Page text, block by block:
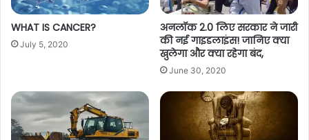
WHAT IS CANCER?
July 5, 2020
अनलॉक 2.0 लिए सरकार ने जारी
की नई गाइडलाइंस! जानिए क्या
खुलेगा और क्या रहेगा बंद,
June 30, 2020